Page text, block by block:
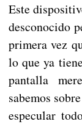
Este
desconocido
primera vez
lo que ya
pantalla
sabemos
especular